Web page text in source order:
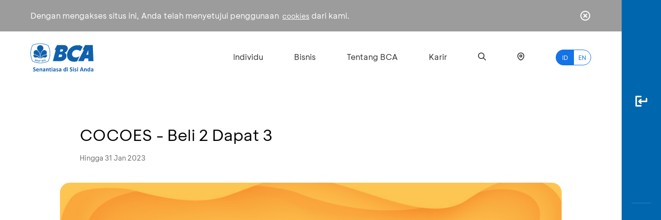
Dengan mengakses situs ini, Anda telah menyetujui penggunaan cookies dari kami.
Individu Bisnis Tentang BCA Karir ID EN
COCOES - Beli 2 Dapat 3
Hingga 31 Jan 2023